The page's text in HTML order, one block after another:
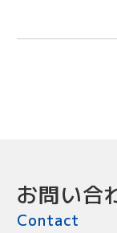
お問い合
Contact